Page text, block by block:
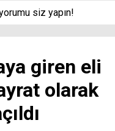
siz yapın!
giren eli
olarak